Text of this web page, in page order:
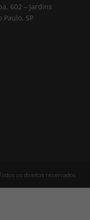
602 – Jardins
Paulo, SP
os direitos reservados